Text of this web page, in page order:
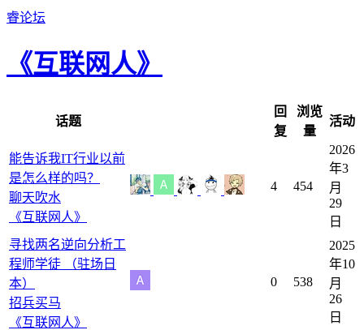
睿论坛
《互联网人》
话题
回
复
浏览
量
活动
能告诉我IT行业以前
是怎么样的吗？
聊天吹水
《互联网人》
4 454
2026
年3
月
29
日
寻找两名逆向分析工
程师学徒 （驻场日
本）
招兵买马
《互联网人》
0 538
2025
年10
月
26
日